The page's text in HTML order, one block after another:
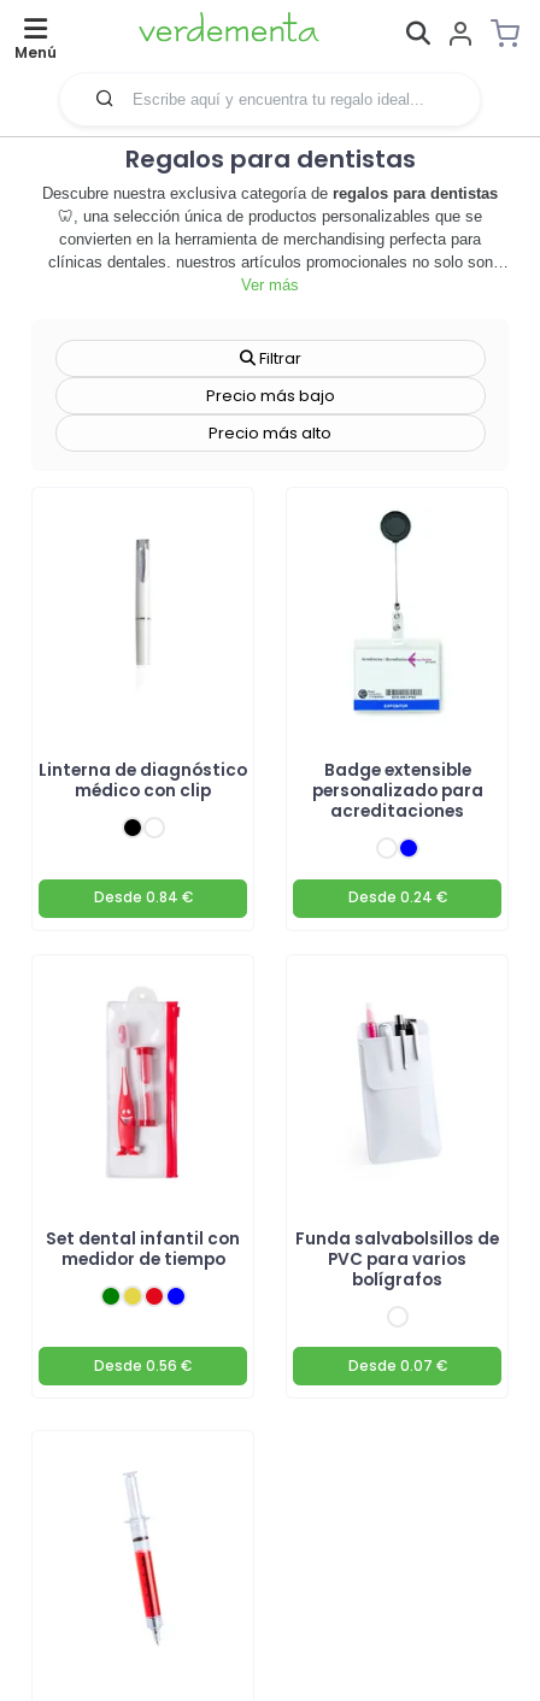
Menú
Regalos para dentistas
Descubre nuestra exclusiva categoría de regalos para dentistas
🦷, una selección única de productos personalizables que se
convierten en la herramienta de merchandising perfecta para
clínicas dentales. nuestros artículos promocionales no solo son
útiles, sino que también aportan un toque de distinción y
diseñado para resaltar y celebrar la labor de los profesionales de la
odontología. los regalos para dentistas son una excelente manera
de agradecer a tus pacientes su lealtad, atraer a nuevos clientes y
fortalecer la imagen de tu clínica. además, ofrecemos técnicas de
personalización avanzadas para que puedas añadir tu logo o
destacar en el competitivo mundo de la odontología. ¡haz clic ahora
y comienza a personalizar tus regalos promocionales! 🎁
Ver más
Filtrar
Precio más bajo
Precio más alto
Linterna de diagnóstico
médico con clip
Desde 0.84 €
Badge extensible
personalizado para
acreditaciones
Desde 0.24 €
Set dental infantil con
medidor de tiempo
Desde 0.56 €
Funda salvabolsillos de
PVC para varios
bolígrafos
Desde 0.07 €